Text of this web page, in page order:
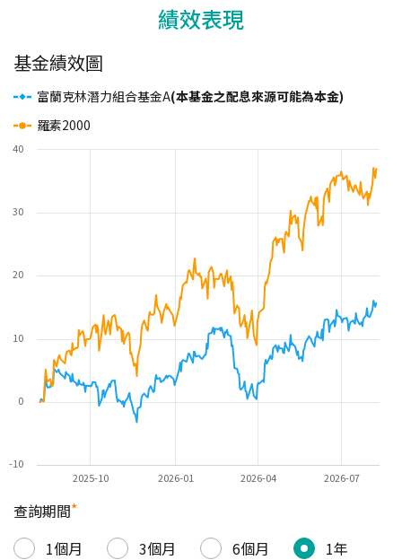
績效表現
基金績效圖
富蘭克林潛力組合基金A(本基金之配息來源可能為本金)
羅素2000
2025-10 2026-01 2026-04 2026-07
-10
0
10
20
30
40
查詢期間*
1個月
3個月 6個月
1年